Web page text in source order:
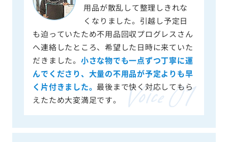
用品が散乱して整理しきれな
くなりました。引越し予定日
も迫っていたため不用品回収プログレスさん
へ連絡したところ、希望した日時に来ていた
だきました。 小さな物でも一点ずつ丁寧に運
んでくださり、大量の不用品が予定よりも早
く片付きました。 最後まで快く対応してもら
えたため大変満足です。